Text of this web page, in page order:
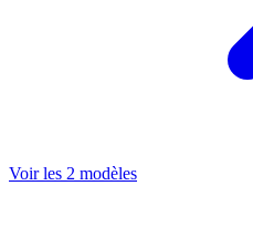
Voir les 2 modèles